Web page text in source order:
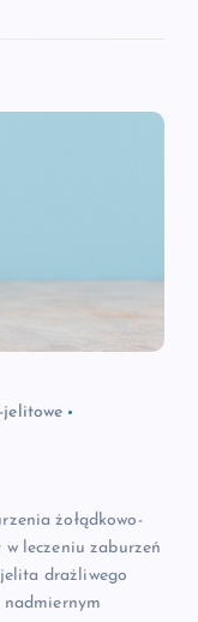
jelitowe
żołądkowo-
leczeniu zaburzeń
drażliwego